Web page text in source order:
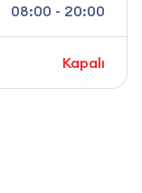
08:00 - 20:00
Kapalı